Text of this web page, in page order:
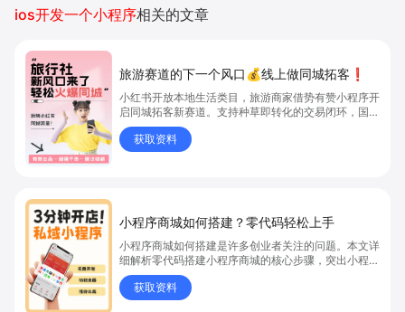
ios开发一个小程序相关的文章
旅游赛道的下一个风口💰线上做同城拓客❗
小红书开放本地生活类目，旅游商家借势有赞小程序开
启同城拓客新赛道。支持种草即转化的交易闭环，国内
外业务多语言多币种运营，覆盖团购、到店到家全场景
服务。通过有赞系统打通小红书、抖音等多平台，统一
管理订单与数据。结合笔记团购引流、优惠促销、会员
获取资料
小程序商城如何搭建？零代码轻松上手
小程序商城如何搭建是许多创业者关注的问题。本文详
细解析零代码搭建小程序商城的核心步骤，突出小程序
商城、商城搭建与零代码开店优势，帮助你轻松实现商
品上架、全渠道销售及高效会员运营，快速开启线上卖
货新模式。点击获取详细操作指南！
获取资料